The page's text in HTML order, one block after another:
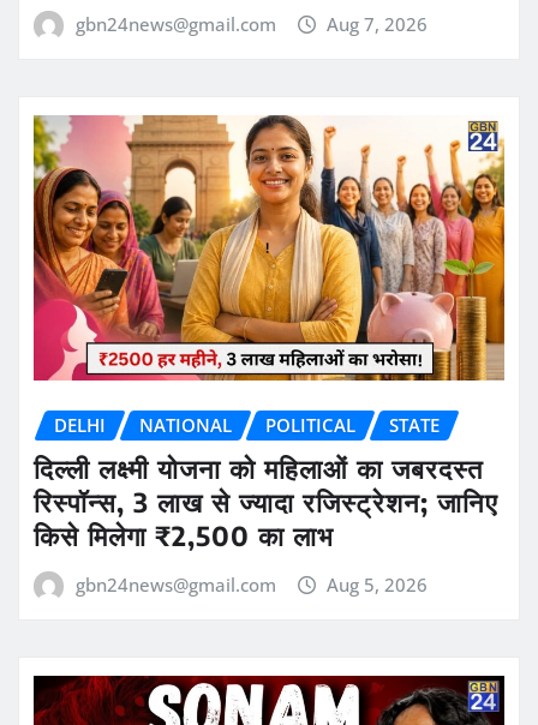
gbn24news@gmail.com Aug 7, 2026
DELHI NATIONAL POLITICAL STATE
दिल्ली लक्ष्मी योजना को महिलाओं का जबरदस्त
रिस्पॉन्स, 3 लाख से ज्यादा रजिस्ट्रेशन; जानिए
किसे मिलेगा ₹2,500 का लाभ
gbn24news@gmail.com Aug 5, 2026